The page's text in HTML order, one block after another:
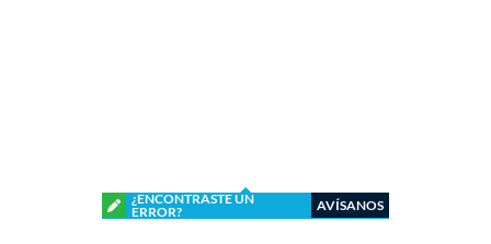
¿ENCONTRASTE UN
ERROR?
AVÍSANOS